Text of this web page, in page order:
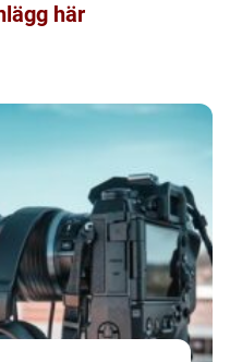
här